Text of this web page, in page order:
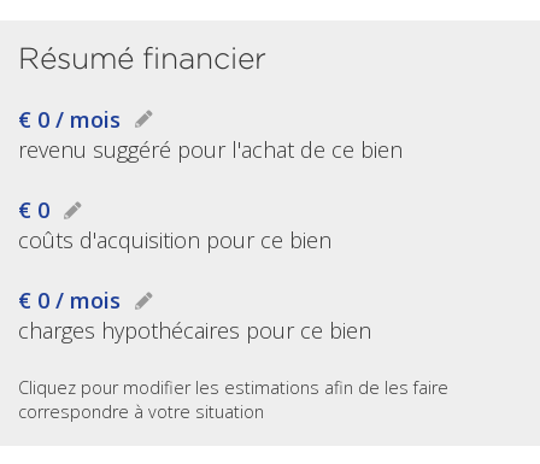
Résumé financier
€ 0 / mois
revenu suggéré pour l'achat de ce bien
€ 0
coûts d'acquisition pour ce bien
€ 0 / mois
charges hypothécaires pour ce bien
Cliquez pour modifier les estimations afin de les faire
correspondre à votre situation